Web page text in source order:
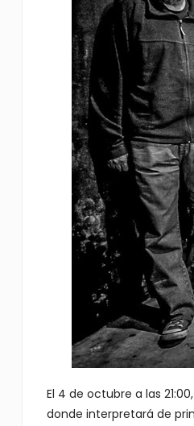
El 4 de octubre a las
donde interpretará de